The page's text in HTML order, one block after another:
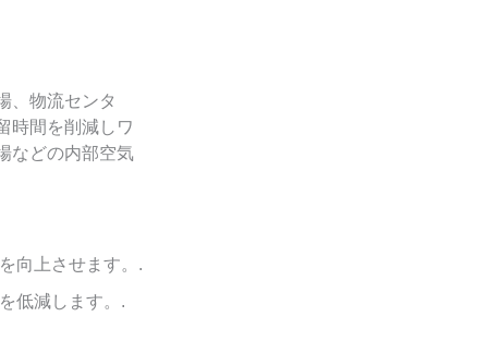
、物流センタ
時間を削減しワ
などの内部空気
向上させます。.
低減します。.